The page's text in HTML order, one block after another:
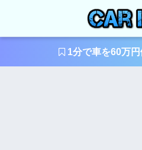
1分で車を60万